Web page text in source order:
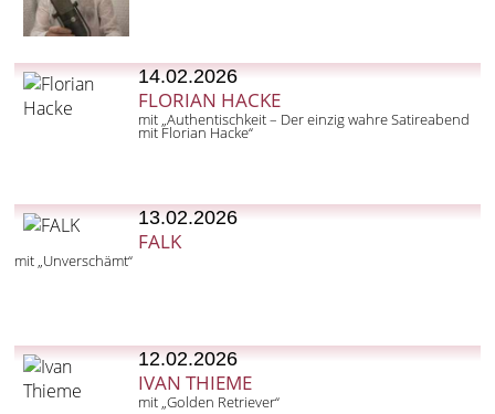
14.02.2026
FLORIAN HACKE
mit „Authentischkeit – Der einzig wahre Satireabend
mit Florian Hacke“
13.02.2026
FALK
mit „Unverschämt“
12.02.2026
IVAN THIEME
mit „Golden Retriever“